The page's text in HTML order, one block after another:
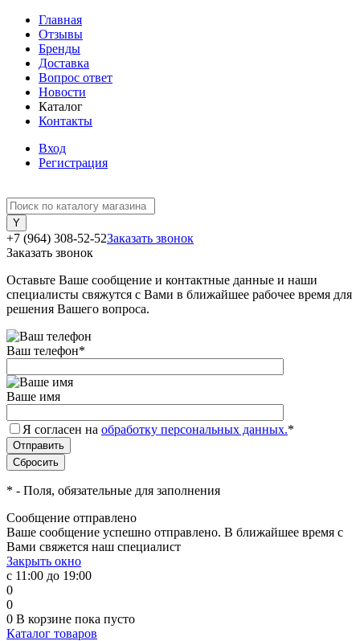
Главная
Отзывы
Бренды
Доставка
Вопрос ответ
Новости
Каталог
Контакты
Вход
Регистрация
+7 (964) 308-52-52Заказать звонок
Заказать звонок
Оставьте Ваше сообщение и контактные данные и наши
специалисты свяжутся с Вами в ближайшее рабочее время для
решения Вашего вопроса.
Ваш телефон*
Ваше имя
Я согласен на обработку персональных данных.*
* - Поля, обязательные для заполнения
Сообщение отправлено
Ваше сообщение успешно отправлено. В ближайшее время с
Вами свяжется наш специалист
Закрыть окно
с 11:00 до 19:00
0
0
0 В корзине пока пусто
Каталог товаров